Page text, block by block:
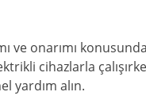
ve onarımı
cihazlarla
yardım alın.